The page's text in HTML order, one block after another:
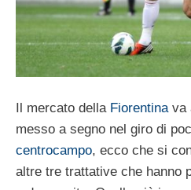
Il mercato della Fiorentina va
messo a segno nel giro di
centrocampo, ecco che si
altre tre trattative che hanno